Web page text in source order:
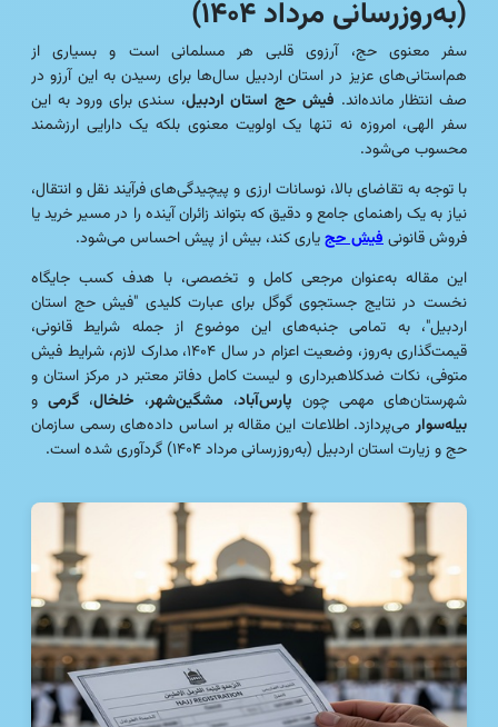
(به‌روزرسانی مرداد ۱۴۰۴)
سفر معنوی حج، آرزوی قلبی هر مسلمانی است و بسیاری از
هم‌استانی‌های عزیز در استان اردبیل سال‌ها برای رسیدن به این آرزو در
صف انتظار مانده‌اند. فیش حج استان اردبیل، سندی برای ورود به این
سفر الهی، امروزه نه تنها یک اولویت معنوی بلکه یک دارایی ارزشمند
محسوب می‌شود.
با توجه به تقاضای بالا، نوسانات ارزی و پیچیدگی‌های فرآیند نقل و انتقال،
نیاز به یک راهنمای جامع و دقیق که بتواند زائران آینده را در مسیر خرید یا
فروش قانونیفیش حجیاری کند، بیش از پیش احساس می‌شود.
این مقاله به‌عنوان مرجعی کامل و تخصصی، با هدف کسب جایگاه
نخست در نتایج جستجوی گوگل برای عبارت کلیدی "فیش حج استان
اردبیل"، به تمامی جنبه‌های این موضوع از جمله شرایط قانونی،
قیمت‌گذاری به‌روز، وضعیت اعزام در سال ۱۴۰۴، مدارک لازم، شرایط فیش
متوفی، نکات ضدکلاهبرداری و لیست کامل دفاتر معتبر در مرکز استان و
شهرستان‌های مهمی چون پارس‌آباد، مشگین‌شهر، خلخال، گرمی و
بیله‌سوارمی‌پردازد. اطلاعات این مقاله بر اساس داده‌های رسمی سازمان
حج و زیارت استان اردبیل (به‌روزرسانی مرداد ۱۴۰۴) گردآوری شده است.